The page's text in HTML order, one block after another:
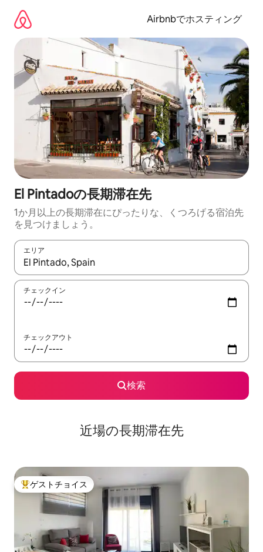
Airbnbでホスティング
El Pintadoの長期滞在先
1か月以上の長期滞在にぴったりな、くつろげる宿泊先
を見つけましょう。
エリア
検索結果が表示されたら、上下の矢印キーを使って移動するか
チェックイン
チェックアウト
検索
近場の長期滞在先
大好評のゲストチョイスです。
ゲストチョイス